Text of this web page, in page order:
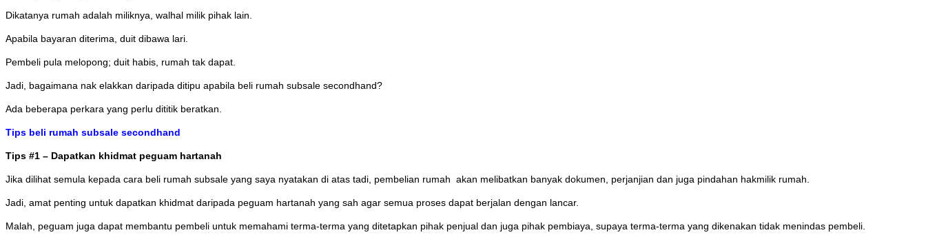
Dikatanya rumah adalah miliknya, walhal milik pihak lain.
Apabila bayaran diterima, duit dibawa lari.
Pembeli pula melopong; duit habis, rumah tak dapat.
Jadi, bagaimana nak elakkan daripada ditipu apabila beli rumah subsale secondhand?
Ada beberapa perkara yang perlu dititik beratkan.
Tips beli rumah subsale secondhand
Tips #1 – Dapatkan khidmat peguam hartanah
Jika dilihat semula kepada cara beli rumah subsale yang saya nyatakan di atas tadi, pembelian rumah akan melibatkan banyak dokumen, perjanjian dan juga pindahan hakmilik rumah.
Jadi, amat penting untuk dapatkan khidmat daripada peguam hartanah yang sah agar semua proses dapat berjalan dengan lancar.
Malah, peguam juga dapat membantu pembeli untuk memahami terma-terma yang ditetapkan pihak penjual dan juga pihak pembiaya, supaya terma-terma yang dikenakan tidak menindas pembeli.